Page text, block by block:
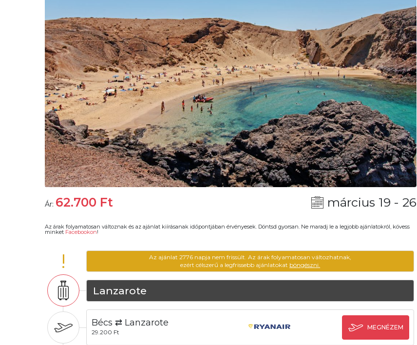
Ár: 62.700 Ft március 19 - 26
Az árak folyamatosan változnak és az ajánlat kiírásanak időpontjában érvényesek. Döntsd gyorsan. Ne maradj le a legjobb ajánlatokról, kövess
minket Facebookon!
!
Az ajánlat 2776 napja nem frissült. Az árak folyamatosan változhatnak,
ezért célszerű a legfrissebb ajánlatokat böngészni.
Lanzarote
Bécs ⇄ Lanzarote
29.200 Ft
MEGNÉZEM